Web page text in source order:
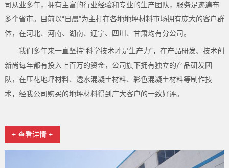
司从业多年，拥有主富的行业经验和专业的生产团队，服务足迹遍布
多个省市。目前以“日晨"为主打在各地地坪材料市场拥有庞大的客户群
体，在河北、河南、湖南、辽宁、四川、甘肃均有分公司。
我们多年来一直坚持“科学技术才是生产力”，在产品研发、技术创
新尚每年都有投入上百万的资金，公司旗下拥有独立的产品研发团
队，在压花地坪材料、透水混凝土材料、彩色混凝土材料等制作技
术，经我公司购买的地坪材料得到广大客户的一致好评。
+ 查看详情 +